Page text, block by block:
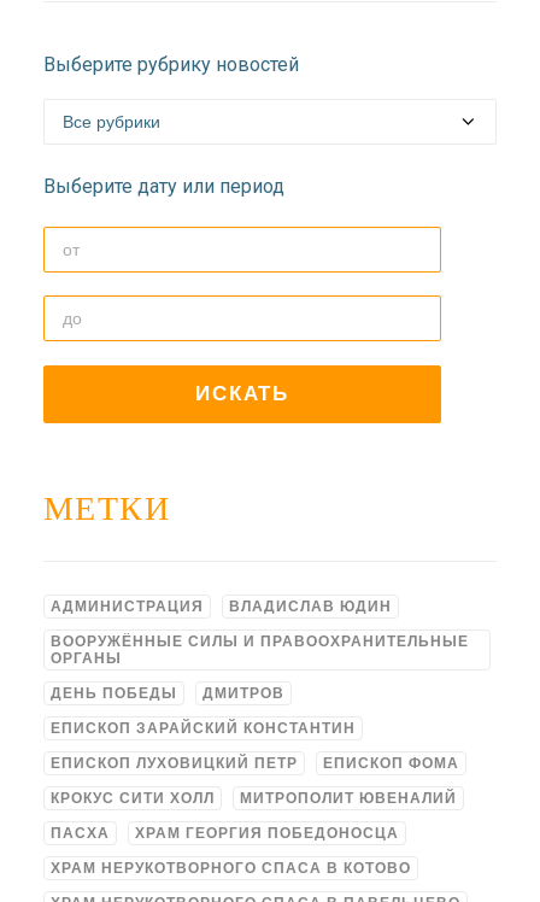
Выберите рубрику новостей
Выберите дату или период
МЕТКИ
АДМИНИСТРАЦИЯ ВЛАДИСЛАВ ЮДИН
ВООРУЖЁННЫЕ СИЛЫ И ПРАВООХРАНИТЕЛЬНЫЕ
ОРГАНЫ
ДЕНЬ ПОБЕДЫ ДМИТРОВ
ЕПИСКОП ЗАРАЙСКИЙ КОНСТАНТИН
ЕПИСКОП ЛУХОВИЦКИЙ ПЕТР ЕПИСКОП ФОМА
КРОКУС СИТИ ХОЛЛ МИТРОПОЛИТ ЮВЕНАЛИЙ
ПАСХА ХРАМ ГЕОРГИЯ ПОБЕДОНОСЦА
ХРАМ НЕРУКОТВОРНОГО СПАСА В КОТОВО